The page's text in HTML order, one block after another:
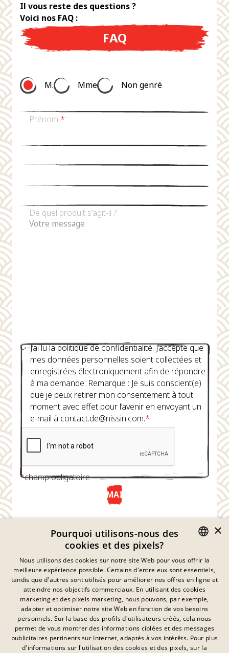
Il vous reste des questions ?
Voici nos FAQ :
FAQ
M. Mme Non genré
Prénom *
De quel produit s'agit-il ?
J’ai lu la politique de confidentialité. J’accepte que
mes données personnelles soient collectées et
enregistrées électroniquement afin de répondre
à ma demande. Remarque : Je suis conscient(e)
que je peux retirer mon consentement à tout
moment avec effet pour l’avenir en envoyant un
e-mail à contact.de@nissin.com.*
*champ obligatoire
ENVOYER MAINTENANT
Déclaration De Confidentialité
Empreinte
Mentions Légales
Contact
GERMAN
FRENCH
DANISH
SWEDISH
HUNGARIAN
×
Pourquoi utilisons-nous des
cookies et des pixels?
Nous utilisons des cookies sur notre site Web pour vous offrir la
meilleure expérience possible. Certains d'entre eux sont essentiels,
tandis que d'autres sont utilisés pour améliorer nos offres en ligne et
atteindre nos objectifs commerciaux. En utilisant des cookies
marketing et des pixels marketing, nous pouvons, par exemple,
adapter et optimiser notre site Web en fonction de vos besoins
personnels. Sur la base des profils d'utilisateurs créés, cela nous
permet de vous montrer des informations ciblées et des messages
publicitaires pertinents sur Internet, adaptés à vos intérêts. Pour plus
d'informations sur l'utilisation des cookies et des pixels, sur la